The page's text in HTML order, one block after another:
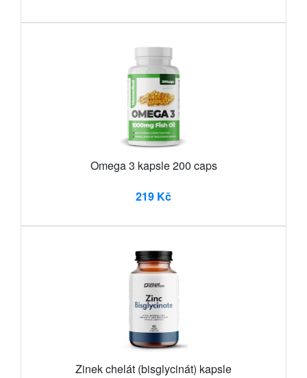
Omega 3 kapsle 200 caps
219 Kč
Zinek chelát (bisglycinát) kapsle